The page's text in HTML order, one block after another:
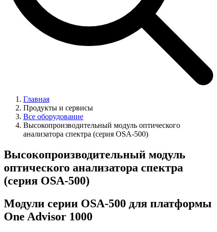
Главная
Продукты и сервисы
Все оборудование
Высокопроизводительный модуль оптического
анализатора спектра (серия OSA-500)
Высокопроизводительный модуль
оптического анализатора спектра
(серия OSA-500)
Модули серии OSA-500 для платформы
One Advisor 1000